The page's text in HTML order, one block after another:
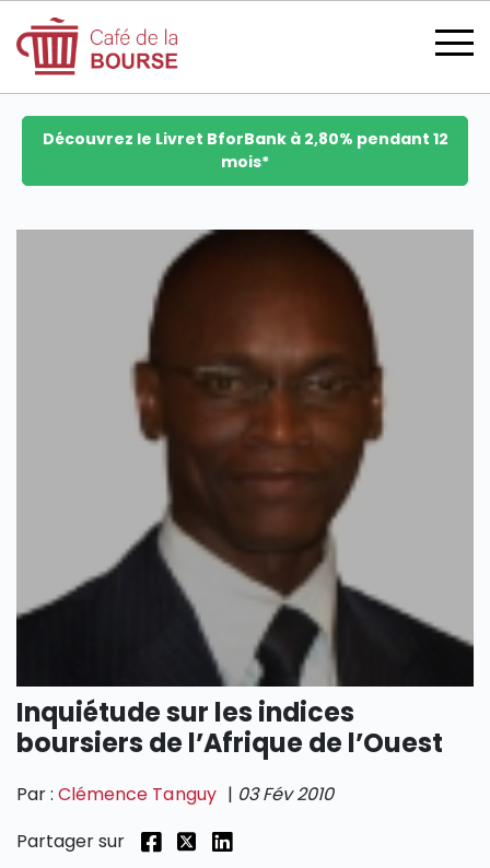
se connecter
CATÉGORIES
Découvrez le Livret BforBank à 2,80% pendant 12
mois*
Inquiétude sur les indices
boursiers de l’Afrique de l’Ouest
Par :Clémence Tanguy | 03 Fév 2010
Partager sur